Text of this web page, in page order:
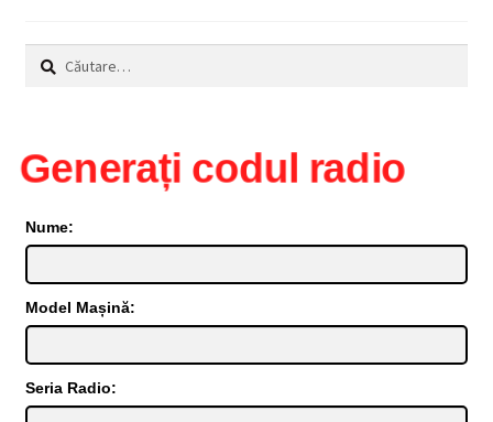
Caută
după:
Generați codul radio
Nume:
Model Mașină:
Seria Radio: